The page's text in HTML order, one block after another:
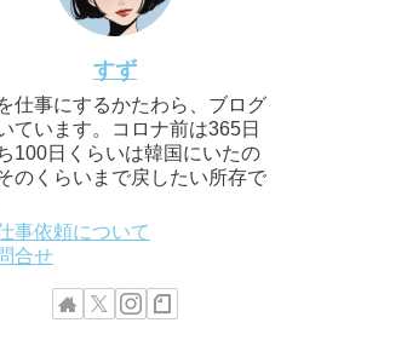
すず
仕事にするかたわら、ブログ
ています。コロナ前は365日
100日くらいは韓国にいたの
のくらいまで戻したい所存で
事依頼について
合せ